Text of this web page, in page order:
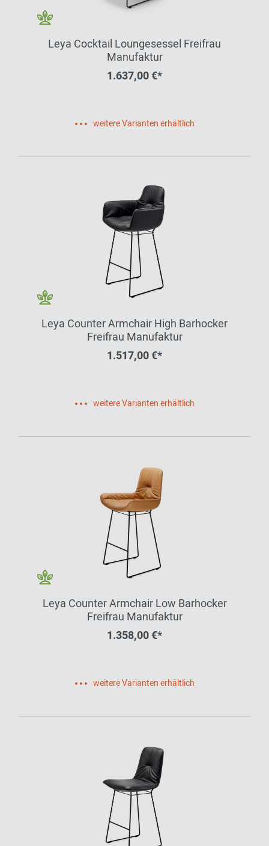
Leya Cocktail Loungesessel Freifrau
Manufaktur
1.637,00 €*
weitere Varianten erhältlich
Leya Counter Armchair High Barhocker
Freifrau Manufaktur
1.517,00 €*
weitere Varianten erhältlich
Leya Counter Armchair Low Barhocker
Freifrau Manufaktur
1.358,00 €*
weitere Varianten erhältlich